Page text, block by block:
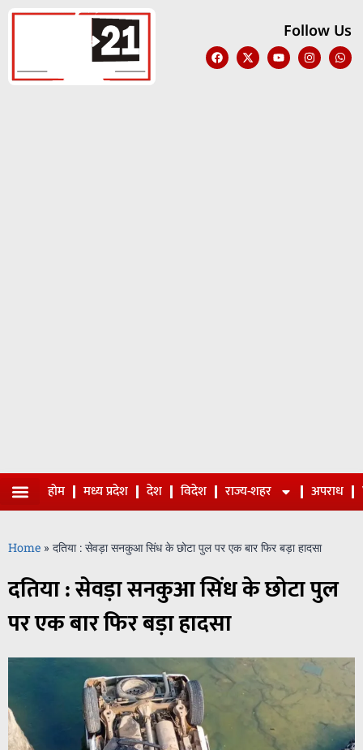
Follow Us
होम मध्य प्रदेश देश विदेश राज्य-शहर अपराध
Home » दतिया : सेवड़ा सनकुआ सिंध के छोटा पुल पर एक बार फिर बड़ा हादसा
दतिया : सेवड़ा सनकुआ सिंध के छोटा पुल
पर एक बार फिर बड़ा हादसा